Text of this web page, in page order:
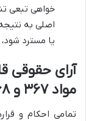
خواهی تبعی
اصلی به
یا مسترد
آرای حقوقی
مواد ۳۶۷ و ۳۶۸ ق.آ.د.م)
تمامی احکام و